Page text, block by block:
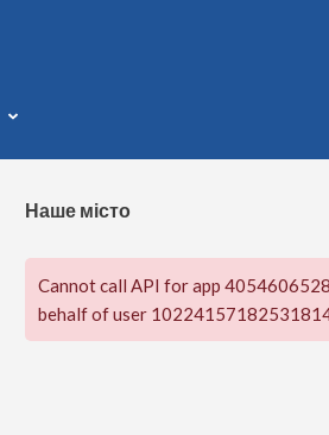
Наше місто
Cannot call API for app
behalf of user